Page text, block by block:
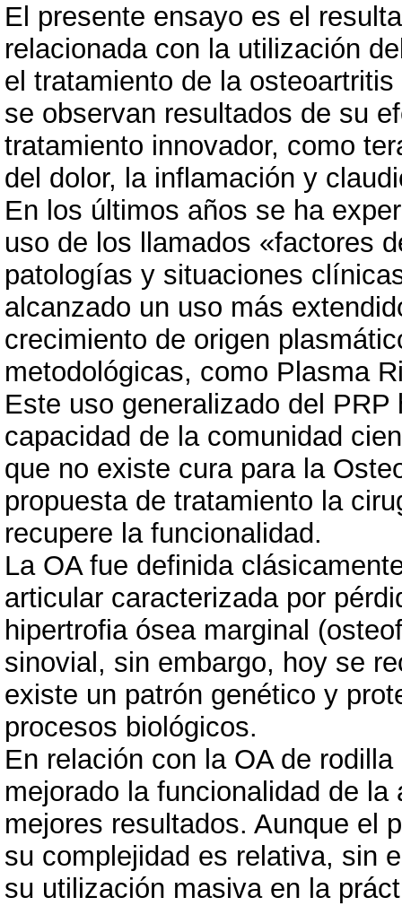
El presente ensayo es el
relacionada con la utilización
el tratamiento de la
se observan resultados de su
tratamiento innovador, como
del dolor, la inflamación y
En los últimos años se ha
uso de los llamados «factores
patologías y situaciones
alcanzado un uso más
crecimiento de origen
metodológicas, como Plasma
Este uso generalizado del
capacidad de la comunidad
que no existe cura para la
propuesta de tratamiento la
recupere la funcionalidad.
La OA fue definida
articular caracterizada por
hipertrofia ósea marginal
sinovial, sin embargo, hoy se
existe un patrón genético y
procesos biológicos.
En relación con la OA de
mejorado la funcionalidad de
mejores resultados. Aunque el
su complejidad es relativa, sin
su utilización masiva en la